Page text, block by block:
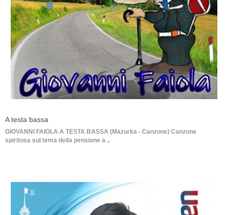
A testa bassa
GIOVANNI FAIOLA A TESTA BASSA (Mazurka - Canzone) Canzone
spiritosa sul tema della pensione a ..